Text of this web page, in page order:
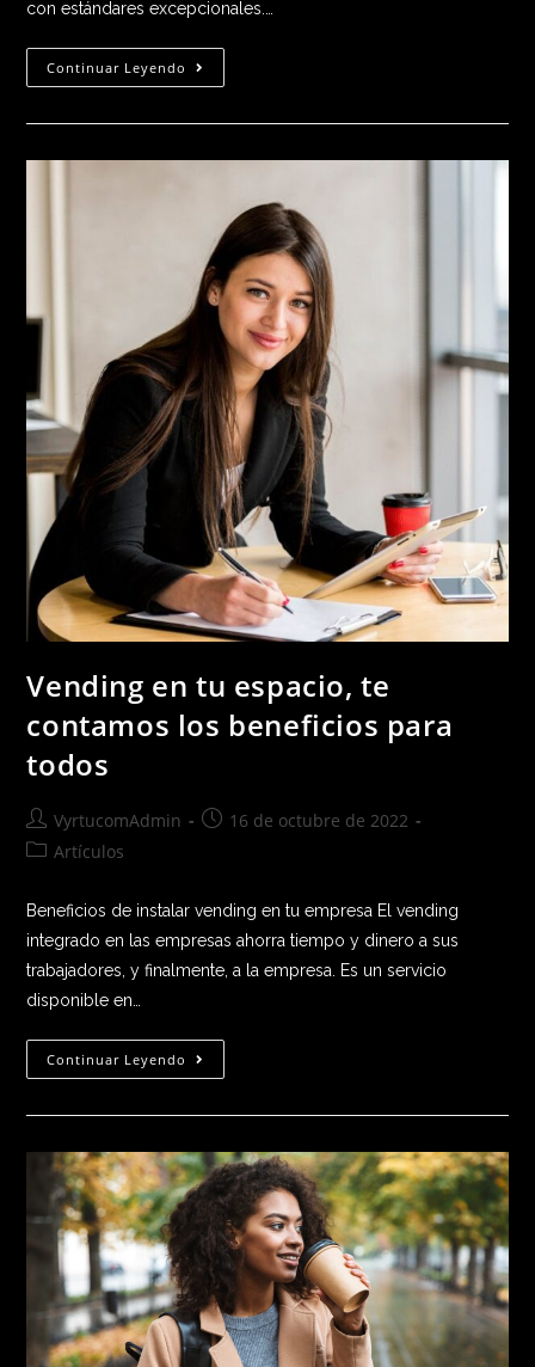
con estándares excepcionales.…
Continuar Leyendo
Vending en tu espacio, te
contamos los beneficios para
todos
VyrtucomAdmin
16 de octubre de 2022
Artículos
Beneficios de instalar vending en tu empresa El vending
integrado en las empresas ahorra tiempo y dinero a sus
trabajadores, y finalmente, a la empresa. Es un servicio
disponible en…
Continuar Leyendo